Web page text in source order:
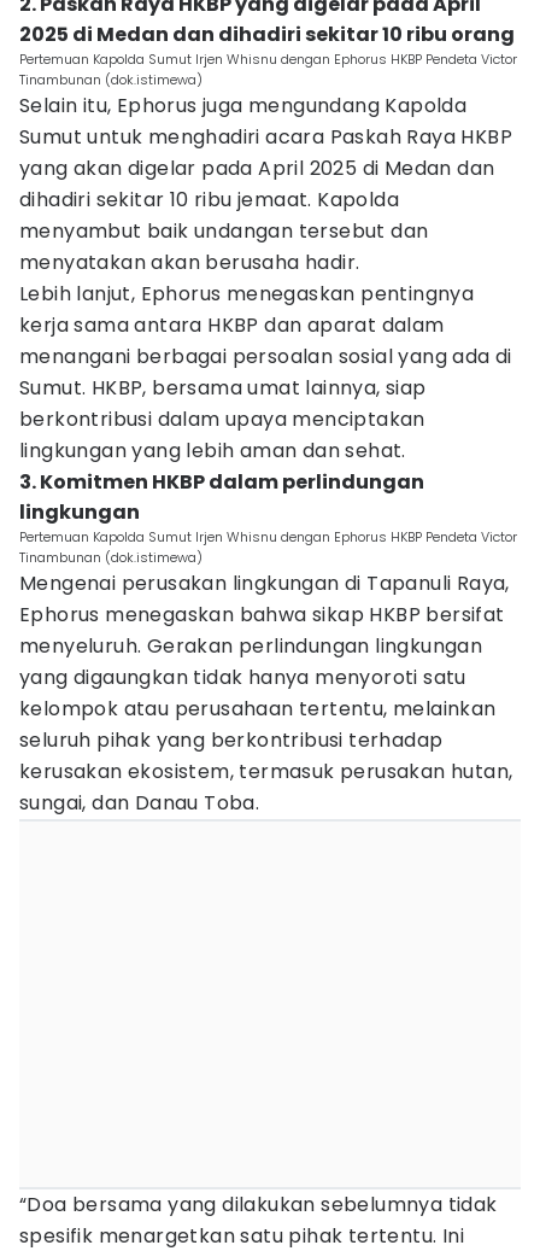
2025 di Medan dan dihadiri sekitar 10 ribu orang
Pertemuan Kapolda Sumut Irjen Whisnu dengan Ephorus HKBP Pendeta Victor
Tinambunan (dok.istimewa)
Selain itu, Ephorus juga mengundang Kapolda
Sumut untuk menghadiri acara Paskah Raya HKBP
yang akan digelar pada April 2025 di Medan dan
dihadiri sekitar 10 ribu jemaat. Kapolda
menyambut baik undangan tersebut dan
menyatakan akan berusaha hadir.
Lebih lanjut, Ephorus menegaskan pentingnya
kerja sama antara HKBP dan aparat dalam
menangani berbagai persoalan sosial yang ada di
Sumut. HKBP, bersama umat lainnya, siap
berkontribusi dalam upaya menciptakan
lingkungan yang lebih aman dan sehat.
3. Komitmen HKBP dalam perlindungan
lingkungan
Pertemuan Kapolda Sumut Irjen Whisnu dengan Ephorus HKBP Pendeta Victor
Tinambunan (dok.istimewa)
Mengenai perusakan lingkungan di Tapanuli Raya,
Ephorus menegaskan bahwa sikap HKBP bersifat
menyeluruh. Gerakan perlindungan lingkungan
yang digaungkan tidak hanya menyoroti satu
kelompok atau perusahaan tertentu, melainkan
seluruh pihak yang berkontribusi terhadap
kerusakan ekosistem, termasuk perusakan hutan,
sungai, dan Danau Toba.
“Doa bersama yang dilakukan sebelumnya tidak
spesifik menargetkan satu pihak tertentu. Ini